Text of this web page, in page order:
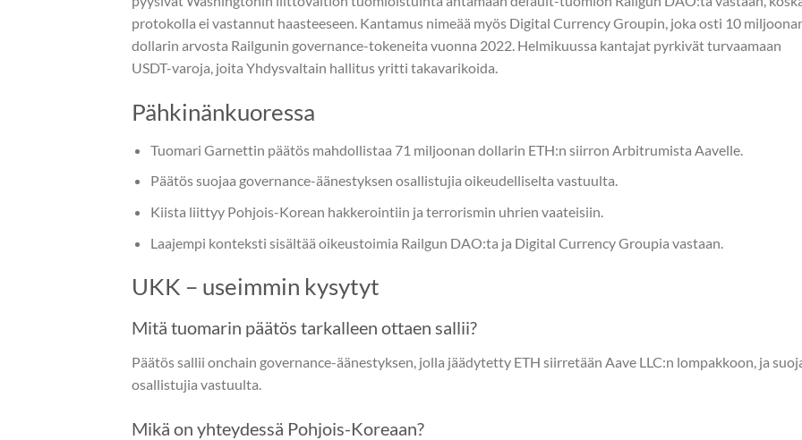
protokolla ei vastannut haasteeseen. Kantamus nimeää myös Digital Currency Groupin, joka osti 10
dollarin arvosta Railgunin governance-tokeneita vuonna 2022. Helmikuussa kantajat pyrkivät turvaamaan
USDT-varoja, joita Yhdysvaltain hallitus yritti takavarikoida.
Pähkinänkuoressa
Tuomari Garnettin päätös mahdollistaa 71 miljoonan dollarin ETH:n siirron Arbitrumista Aavelle.
Päätös suojaa governance-äänestyksen osallistujia oikeudelliselta vastuulta.
Kiista liittyy Pohjois-Korean hakkerointiin ja terrorismin uhrien vaateisiin.
Laajempi konteksti sisältää oikeustoimia Railgun DAO:ta ja Digital Currency Groupia vastaan.
UKK – useimmin kysytyt
Mitä tuomarin päätös tarkalleen ottaen sallii?
Päätös sallii onchain governance-äänestyksen, jolla jäädytetty ETH siirretään Aave LLC:n lompakkoon, ja
osallistujia vastuulta.
Mikä on yhteydessä Pohjois-Koreaan?